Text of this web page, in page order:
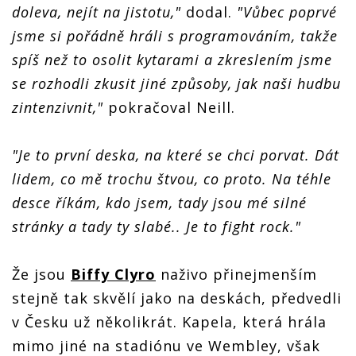
doleva, nejít na jistotu," dodal. "Vůbec poprvé
jsme si pořádně hráli s programováním, takže
spíš než to osolit kytarami a zkreslením jsme
se rozhodli zkusit jiné způsoby, jak naši hudbu
zintenzivnit," pokračoval Neill.
"Je to první deska, na které se chci porvat. Dát
lidem, co mě trochu štvou, co proto. Na téhle
desce říkám, kdo jsem, tady jsou mé silné
stránky a tady ty slabé.. Je to fight rock."
Že jsou Biffy Clyro naživo přinejmenším
stejně tak skvělí jako na deskách, předvedli
v Česku už několikrát. Kapela, která hrála
mimo jiné na stadiónu ve Wembley, však